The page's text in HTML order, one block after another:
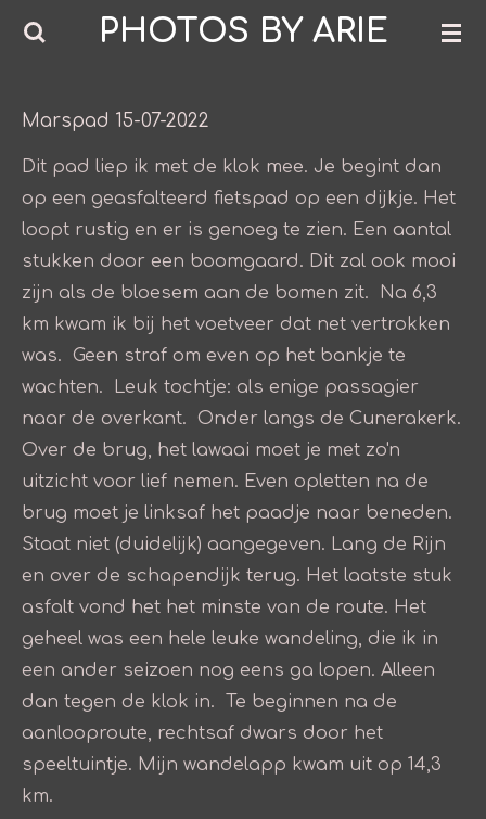
Ga
de
PHOTOS BY ARIE
Marspad 15-07-2022
Dit pad liep ik met de klok mee. Je begint dan
op een geasfalteerd fietspad op een dijkje. Het
loopt rustig en er is genoeg te zien. Een aantal
stukken door een boomgaard. Dit zal ook mooi
zijn als de bloesem aan de bomen zit. Na 6,3
km kwam ik bij het voetveer dat net vertrokken
was. Geen straf om even op het bankje te
wachten. Leuk tochtje: als enige passagier
naar de overkant. Onder langs de Cunerakerk.
Over de brug, het lawaai moet je met zo'n
uitzicht voor lief nemen. Even opletten na de
brug moet je linksaf het paadje naar beneden.
Staat niet (duidelijk) aangegeven. Lang de Rijn
en over de schapendijk terug. Het laatste stuk
asfalt vond het het minste van de route. Het
geheel was een hele leuke wandeling, die ik in
een ander seizoen nog eens ga lopen. Alleen
dan tegen de klok in. Te beginnen na de
aanlooproute, rechtsaf dwars door het
speeltuintje. Mijn wandelapp kwam uit op 14,3
km.